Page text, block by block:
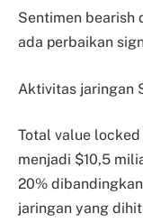
Sentimen bearish
ada perbaikan
Aktivitas jaringan
Total value
menjadi $10,5
20%
jaringan yang